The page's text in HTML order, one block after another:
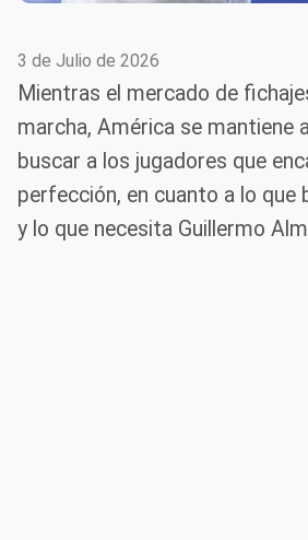
3 de Julio de 2026
Mientras el mercado de
marcha, América se mantiene
buscar a los jugadores que
perfección, en cuanto a lo que
y lo que necesita Guillermo